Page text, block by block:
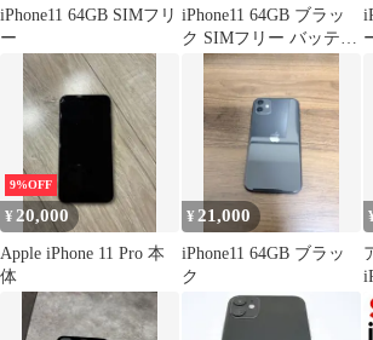
iPhone11 64GB SIMフリ
ー
iPhone11 64GB ブラッ
ク SIMフリー バッテリ
ー85% 箱付き
9%OFF
¥ 20,000
Apple iPhone 11 Pro 本
体
¥ 21,000
iPhone11 64GB ブラッ
ク